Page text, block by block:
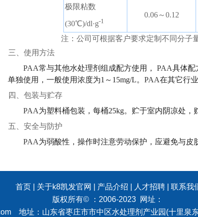
极限粘数
(30℃)/dl·g-1
0.06～0.12
注：公司可根据客户要求定制不同分子
三、使用方法
PAA常与其他水处理剂组成配方使用， PAA具体配
单独使用，一般使用浓度为1～15mg/L。 PAA在其它行
四、包装与贮存
PAA为塑料桶包装，每桶25kg。贮于室内阴凉处，
五、安全与防护
PAA为弱酸性，操作时注意劳动保护，应避免与皮
首页| 关于k8凯发官网 产品介绍 人才招聘| 联系我
版权所有© ：2006-2023 网址：
地址：山东省枣庄市市中区水处理剂产业园(十里泉